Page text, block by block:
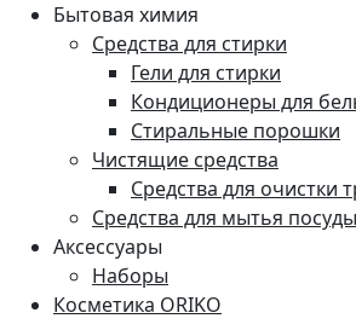
Бытовая химия
Средства для стирки
Гели для стирки
Кондиционеры для
Стиральные порошки
Чистящие средства
Средства для очистки
Средства для мытья посуды
Аксессуары
Наборы
Косметика ORIKO